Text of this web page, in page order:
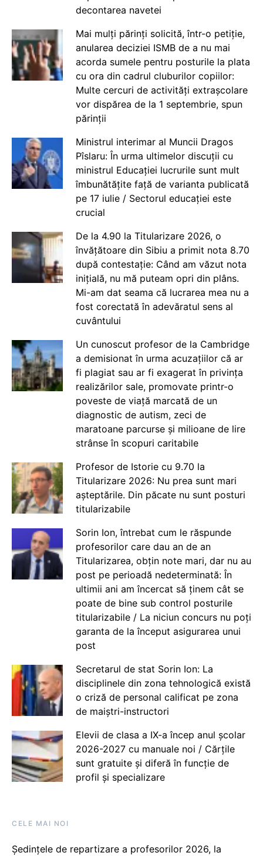
decontarea navetei
Mai mulți părinți solicită, într-o petiție,
anularea deciziei ISMB de a nu mai
acorda sumele pentru posturile la plata
cu ora din cadrul cluburilor copiilor:
Multe cercuri de activități extrașcolare
vor dispărea de la 1 septembrie, spun
părinții
Ministrul interimar al Muncii Dragos
Pîslaru: În urma ultimelor discuții cu
ministrul Educației lucrurile sunt mult
îmbunătățite față de varianta publicată
pe 17 iulie / Sectorul educației este
crucial
De la 4.90 la Titularizare 2026, o
învățătoare din Sibiu a primit nota 8.70
după contestație: Când am văzut nota
inițială, nu mă puteam opri din plâns.
Mi-am dat seama că lucrarea mea nu a
fost corectată în adevăratul sens al
cuvântului
Un cunoscut profesor de la Cambridge
a demisionat în urma acuzațiilor că ar
fi plagiat sau ar fi exagerat în privința
realizărilor sale, promovate printr-o
poveste de viață marcată de un
diagnostic de autism, zeci de
maratoane parcurse și milioane de lire
strânse în scopuri caritabile
Profesor de Istorie cu 9.70 la
Titularizare 2026: Nu prea sunt mari
așteptările. Din păcate nu sunt posturi
titularizabile
Sorin Ion, întrebat cum le răspunde
profesorilor care dau an de an
Titularizarea, obțin note mari, dar nu au
post pe perioadă nedeterminată: În
ultimii ani am încercat să ținem cât se
poate de bine sub control posturile
titularizabile / La niciun concurs nu poți
garanta de la început asigurarea unui
post
Secretarul de stat Sorin Ion: La
disciplinele din zona tehnologică există
o criză de personal calificat pe zona
de maiștri-instructori
Elevii de clasa a IX-a încep anul școlar
2026-2027 cu manuale noi / Cărțile
sunt gratuite și diferă în funcție de
profil și specializare
CELE MAI NOI
Ședințele de repartizare a profesorilor 2026, la